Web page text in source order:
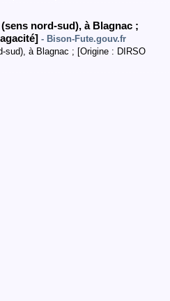
(sens nord-sud), à Blagnac ;
] - Bison-Fute.gouv.fr
sud), à Blagnac ; [Origine : DIRSO